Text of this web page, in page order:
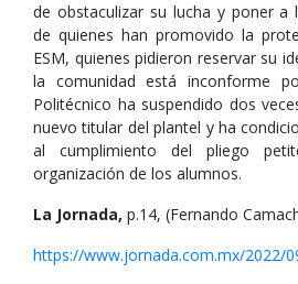
de obstaculizar su lucha y poner a
de quienes han promovido la
ESM, quienes pidieron reservar su
la comunidad está inconforme
Politécnico ha suspendido dos
nuevo titular del plantel y ha
al cumplimiento del pliego
organización de los alumnos.
La Jornada, p.14, (Fernando
https://www.jornada.com.mx/2022/